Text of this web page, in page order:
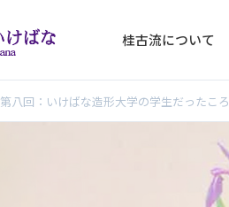
桂古流について
第八回：いけばな造形大学の学生だったころ